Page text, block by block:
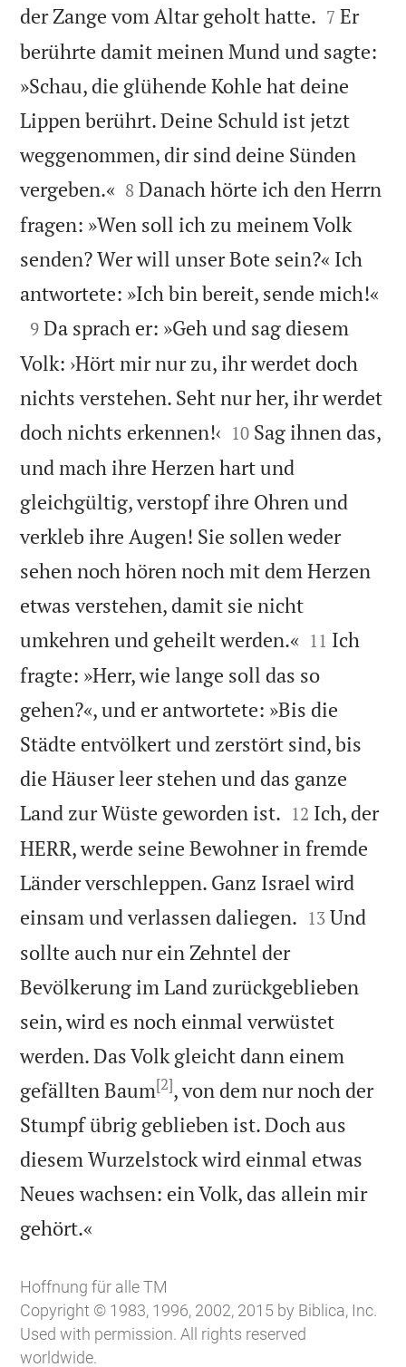
der Zange vom Altar geholt hatte. 

7 Er
berührte damit meinen Mund und sagte:
»Schau, die glühende Kohle hat deine
Lippen berührt. Deine Schuld ist jetzt
weggenommen, dir sind deine Sünden
vergeben.« 

8 Danach hörte ich den Herrn
fragen: »Wen soll ich zu meinem Volk
senden? Wer will unser Bote sein?« Ich
antwortete: »Ich bin bereit, sende mich!«

9 Da sprach er: »Geh und sag diesem
Volk: ›Hört mir nur zu, ihr werdet doch
nichts verstehen. Seht nur her, ihr werdet
doch nichts erkennen!‹ 

10 Sag ihnen das,
und mach ihre Herzen hart und
gleichgültig, verstopf ihre Ohren und
verkleb ihre Augen! Sie sollen weder
sehen noch hören noch mit dem Herzen
etwas verstehen, damit sie nicht
umkehren und geheilt werden.« 

11 Ich
fragte: »Herr, wie lange soll das so
gehen?«, und er antwortete: »Bis die
Städte entvölkert und zerstört sind, bis
die Häuser leer stehen und das ganze
Land zur Wüste geworden ist. 

12 Ich, der
HERR, werde seine Bewohner in fremde
Länder verschleppen. Ganz Israel wird
einsam und verlassen daliegen. 

13 Und
sollte auch nur ein Zehntel der
Bevölkerung im Land zurückgeblieben
sein, wird es noch einmal verwüstet
werden. Das Volk gleicht dann einem
gefällten Baum[2], von dem nur noch der
Stumpf übrig geblieben ist. Doch aus
diesem Wurzelstock wird einmal etwas
Neues wachsen: ein Volk, das allein mir
gehört.«
Hoffnung für alle TM
Copyright © 1983, 1996, 2002, 2015 by Biblica, Inc.
Used with permission. All rights reserved
worldwide.